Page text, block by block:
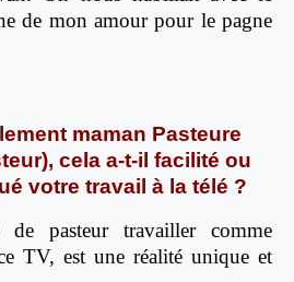
de mon amour pour le pagne
maman Pasteure
cela a-t-il facilité ou
votre travail à la télé ?
de pasteur travailler comme
TV, est une réalité unique et